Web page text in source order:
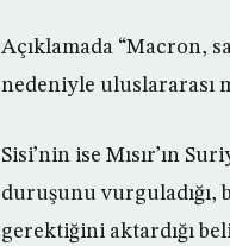
Açıklamada “Macron,
nedeniyle uluslararası
Sisi’nin ise Mısır’ın
duruşunu vurguladığı,
gerektiğini aktardığı